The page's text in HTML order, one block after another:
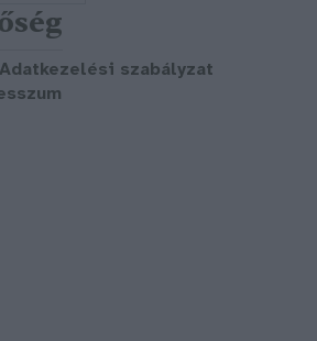
Adatkezelési szabályzat